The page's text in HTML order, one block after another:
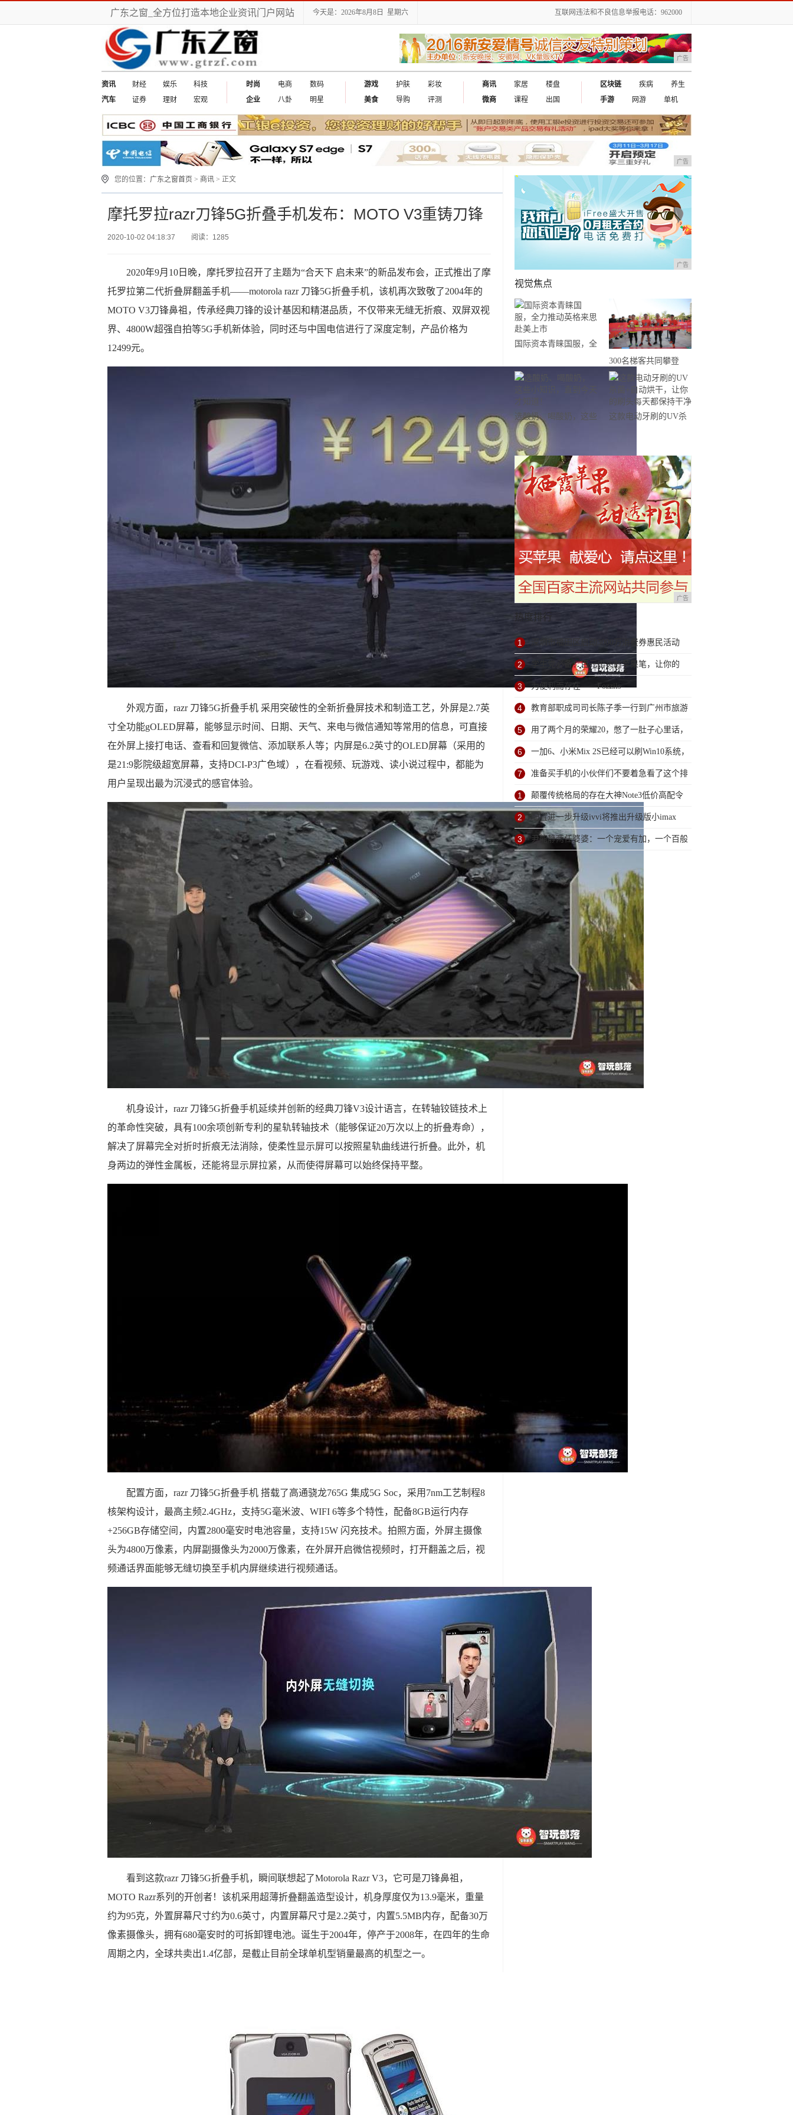
广东之窗_全方位打造本地企业资讯门户网站 今天是：2026年8月8日 星期六 互联网违法和不良信息举报电话：962000
广告
资讯 财经 娱乐
科技
汽车
证券 理财 宏观
时尚 电商
数码
企业
八卦 明星
游戏 护肤
彩妆
美食
导购 评测
商讯 家居
楼盘
微商
课程 出国
区块链 疾病
养生
手游
网游 单机
广告
您的位置： 广东之窗首页 > 商讯 > 正文
摩托罗拉razr刀锋5G折叠手机发布：MOTO V3重铸刀锋
2020-10-02 04:18:37 阅读：1285
2020年9月10日晚，摩托罗拉召开了主题为“合天下 启未来”的新品发布会，正式推出了摩
托罗拉第二代折叠屏翻盖手机——motorola razr 刀锋5G折叠手机，该机再次致敬了2004年的
MOTO V3刀锋鼻祖，传承经典刀锋的设计基因和精湛品质，不仅带来无缝无折痕、双屏双视
界、4800W超强自拍等5G手机新体验，同时还与中国电信进行了深度定制，产品价格为
12499元。
外观方面，razr 刀锋5G折叠手机 采用突破性的全新折叠屏技术和制造工艺，外屏是2.7英
寸全功能gOLED屏幕，能够显示时间、日期、天气、来电与微信通知等常用的信息，可直接
在外屏上接打电话、查看和回复微信、添加联系人等；内屏是6.2英寸的OLED屏幕（采用的
是21:9影院级超宽屏幕，支持DCI-P3广色域），在看视频、玩游戏、读小说过程中，都能为
用户呈现出最为沉浸式的感官体验。
机身设计，razr 刀锋5G折叠手机延续并创新的经典刀锋V3设计语言，在转轴铰链技术上
的革命性突破，具有100余项创新专利的星轨转轴技术（能够保证20万次以上的折叠寿命），
解决了屏幕完全对折时折痕无法消除，使柔性显示屏可以按照星轨曲线进行折叠。此外，机
身两边的弹性金属板，还能将显示屏拉紧，从而使得屏幕可以始终保持平整。
配置方面，razr 刀锋5G折叠手机 搭载了高通骁龙765G 集成5G Soc，采用7nm工艺制程8
核架构设计，最高主频2.4GHz，支持5G毫米波、WIFI 6等多个特性，配备8GB运行内存
+256GB存储空间，内置2800毫安时电池容量，支持15W 闪充技术。拍照方面，外屏主摄像
头为4800万像素，内屏副摄像头为2000万像素，在外屏开启微信视频时，打开翻盖之后，视
频通话界面能够无缝切换至手机内屏继续进行视频通话。
看到这款razr 刀锋5G折叠手机，瞬间联想起了Motorola Razr V3，它可是刀锋鼻祖，
MOTO Razr系列的开创者！该机采用超薄折叠翻盖造型设计，机身厚度仅为13.9毫米，重量
约为95克，外置屏幕尺寸约为0.6英寸，内置屏幕尺寸是2.2英寸，内置5.5MB内存，配备30万
像素摄像头，拥有680毫安时的可拆卸锂电池。诞生于2004年，停产于2008年，在四年的生命
周期之内，全球共卖出1.4亿部，是截止目前全球单机型销量最高的机型之一。
广告
视觉焦点
国际资本青睐国服，全
市
300名梯客共同攀登
2019国际垂直马拉松超
级精英赛顺德海骏达中
心站欢乐开跑
选酸奶、喝酸奶，这些
小知识，直到今天才知
道！
这款电动牙刷的UV杀
广告
热度排行
1 深圳市福田区启动3000万消费券惠民活动
2 学生党必备！百元出头的苹果笔，让你的
iPad成为学习神器
3 为便利而存在——Fozzils
4 教育部职成司司长陈子季一行到广州市旅游
商务职业学校考察调研
5 用了两个月的荣耀20，憋了一肚子心里话，
今天终于一吐为快
6 一加6、小米Mix 2S已经可以刷Win10系统，
网友：安卓提不动刀了？
7 准备买手机的小伙伴们不要着急看了这个排
行榜再决定买哪款手机吧
1 颠覆传统格局的存在大神Note3低价高配令
人瞩目
2 配置进一步升级ivvi将推出升级版小imax
3 尹能静两任婆婆：一个宠爱有加，一个百般
挑剔